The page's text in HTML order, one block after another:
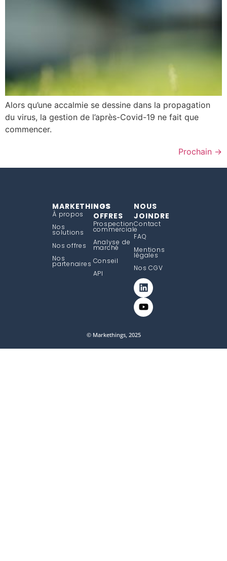
Alors qu’une accalmie se dessine dans la propagation
du virus, la gestion de l’après-Covid-19 ne fait que
commencer.
Prochain →
MARKETHINGS
À propos
Nos
solutions
Nos offres
Nos
partenaires
NOS
OFFRES
Prospection
commerciale
Analyse de
marché
Conseil
API
NOUS
JOINDRE
Contact
FAQ
Mentions
légales
Nos CGV
© Markethings, 2025